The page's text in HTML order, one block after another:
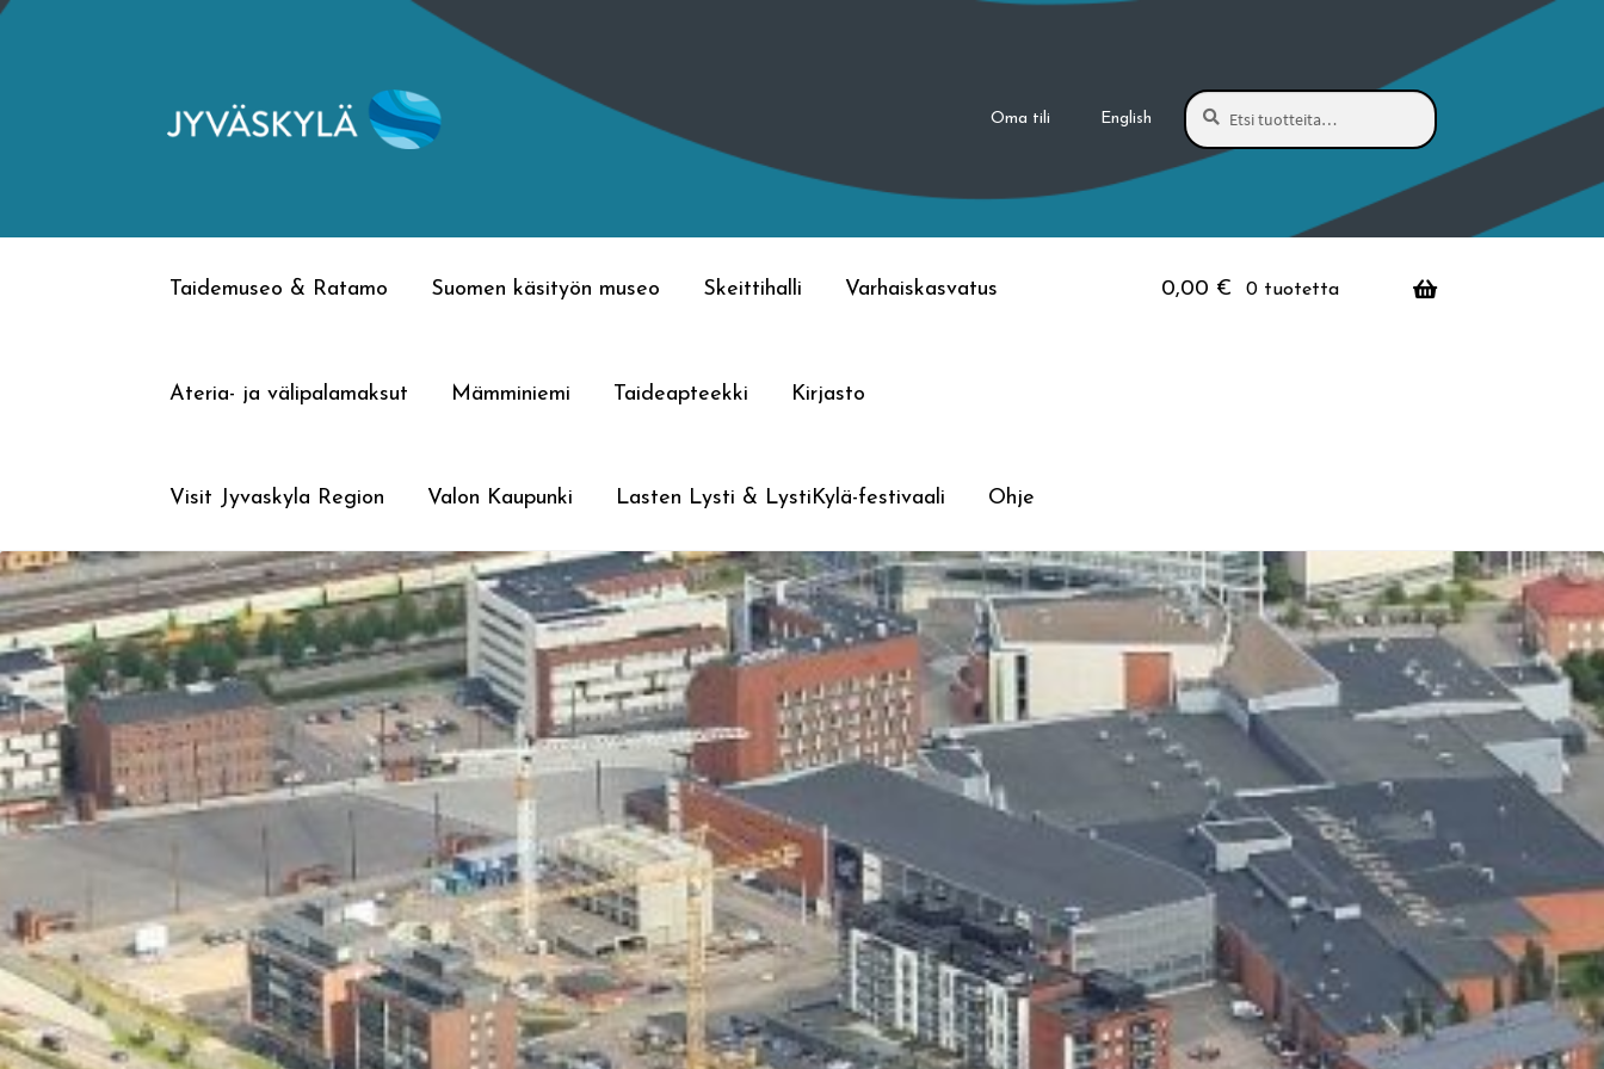
Siirry
Siirry
Oma tili English
Etsi:
Haku
Taidemuseo & Ratamo Suomen käsityön museo Skeittihalli Varhaiskasvatus
Ateria- ja välipalamaksut Mämminiemi Taideapteekki Kirjasto
Visit Jyvaskyla Region Valon Kaupunki Lasten Lysti & LystiKylä-festivaali Ohje
0,00 € 0 tuotetta